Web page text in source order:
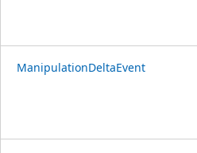
ManipulationDeltaEvent